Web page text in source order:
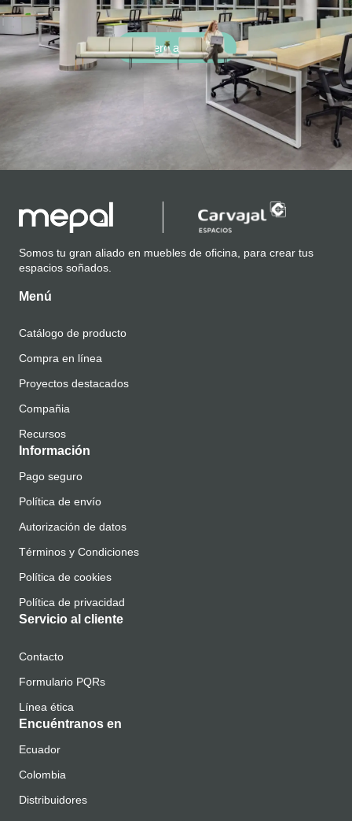
Quiero asesoría
Somos tu gran aliado en muebles de oficina, para crear tus
espacios soñados.
Menú
Catálogo de producto
Compra en línea
Proyectos destacados
Compañia
Recursos
Información
Pago seguro
Política de envío
Autorización de datos
Términos y Condiciones
Política de cookies
Política de privacidad
Servicio al cliente
Contacto
Formulario PQRs
Línea ética
Encuéntranos en
Ecuador
Colombia
Distribuidores